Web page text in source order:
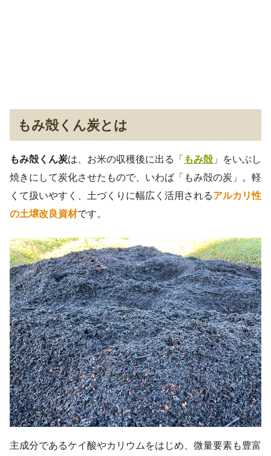
もみ殻くん炭とは
もみ殻くん炭は、お米の収穫後に出る「 もみ殻」をいぶし
焼きにして炭化させたもので、いわば「もみ殻の炭」。軽
くて扱いやすく、土づくりに幅広く活用されるアルカリ性
の土壌改良資材です。
主成分であるケイ酸やカリウムをはじめ、微量要素も豊富